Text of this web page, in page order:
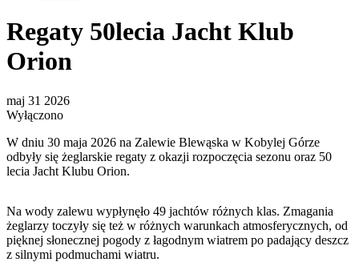
Regaty 50lecia Jacht Klub
Orion
maj 31 2026
Wyłączono
W dniu 30 maja 2026 na Zalewie Blewąska w Kobylej Górze
odbyły się żeglarskie regaty z okazji rozpoczęcia sezonu oraz 50
lecia Jacht Klubu Orion.
Na wody zalewu wypłynęło 49 jachtów różnych klas. Zmagania
żeglarzy toczyły się też w różnych warunkach atmosferycznych, od
pięknej słonecznej pogody z łagodnym wiatrem po padający deszcz
z silnymi podmuchami wiatru.